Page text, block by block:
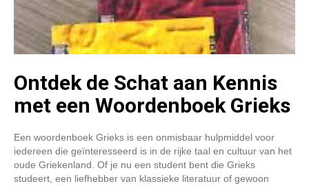
Ontdek de Schat aan Kennis
met een Woordenboek Grieks
Een woordenboek Grieks is een onmisbaar hulpmiddel voor
iedereen die geïnteresseerd is in de rijke taal en cultuur van het
oude Griekenland. Of je nu een student bent die Grieks
studeert, een liefhebber van klassieke literatuur of gewoon